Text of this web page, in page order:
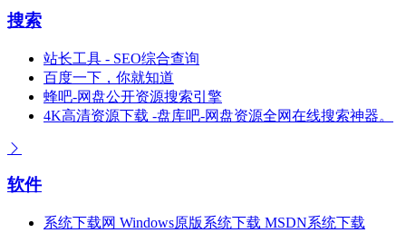
搜索
站长工具 - SEO综合查询
百度一下，你就知道
蜂吧-网盘公开资源搜索引擎
4K高清资源下载 -盘库吧-网盘资源全网在线搜索神器。
软件
系统下载网 Windows原版系统下载 MSDN系统下载